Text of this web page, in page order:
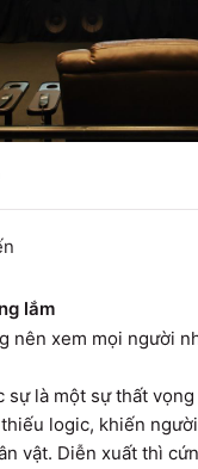
lắm
nên xem mọi người
sự là một sự thất
logic, khiến
vật. Diễn xuất thì